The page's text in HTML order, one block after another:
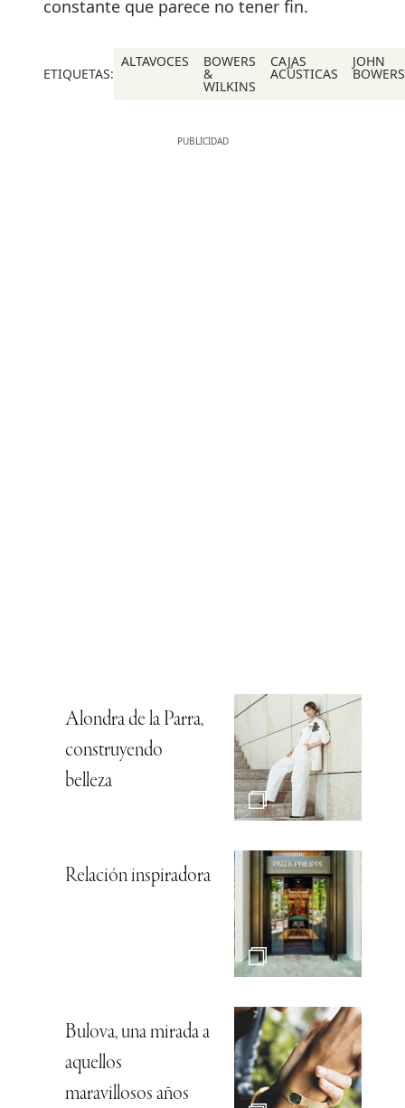
constante que parece no tener fin.
ETIQUETAS:
ALTAVOCES BOWERS
&
WILKINS
CAJAS
ACÚSTICAS
JOHN
BOWERS
Alondra de la Parra,
construyendo
belleza
Relación inspiradora
Bulova, una mirada a
aquellos
maravillosos años